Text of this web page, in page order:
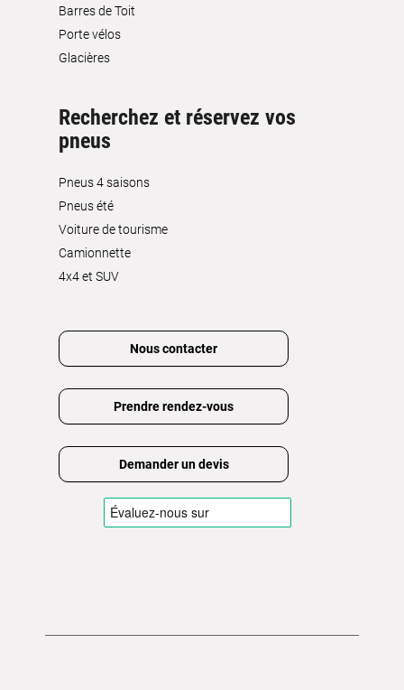
Barres de Toit
Porte vélos
Glacières
Recherchez et réservez vos
pneus
Pneus 4 saisons
Pneus été
Voiture de tourisme
Camionnette
4x4 et SUV
Nous contacter
Prendre rendez-vous
Demander un devis